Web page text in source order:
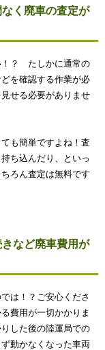
く廃車の査定が
！？ たしかに通常の
を確認する作業が必
せる必要がありませ
も簡単ですよね！査
ち込んだり、といっ
ろん査定は無料です
など廃車費用が
は！？ご安心くださ
費用が一切かかりま
した後の陸運局での
動かなくなった車両